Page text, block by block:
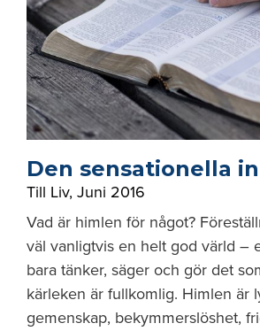
Den sensationella
Till Liv, Juni 2016
Vad är himlen för något?
väl vanligtvis en helt god värld –
bara tänker, säger och gör det
kärleken är fullkomlig. Himlen är
gemenskap, bekymmerslöshet,